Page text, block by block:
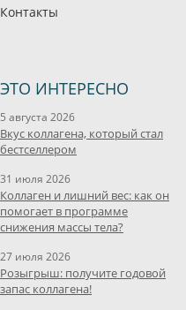
Контакты
ЭТО ИНТЕРЕСНО
5 августа 2026
Вкус коллагена, который стал
бестселлером
31 июля 2026
Коллаген и лишний вес: как он
помогает в программе
снижения массы тела?
27 июля 2026
Розыгрыш: получите годовой
запас коллагена!